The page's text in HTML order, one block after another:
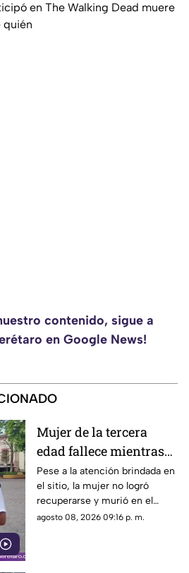
en The Walking Dead muere
quién
contenido, sigue a
en Google News!
Mujer de la tercera
edad fallece mientras
caminaba por el Centro
de Querétaro
Pese a la atención brindada en
el sitio, la mujer no logró
recuperarse y murió en el
lugar.
agosto 08, 2026 09:16 p. m.